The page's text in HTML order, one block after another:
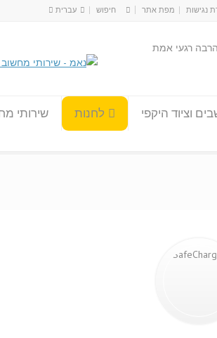
נגישות מפת אתר
עברית
רגעי אמת
וציוד היקפי לחנות שירותי